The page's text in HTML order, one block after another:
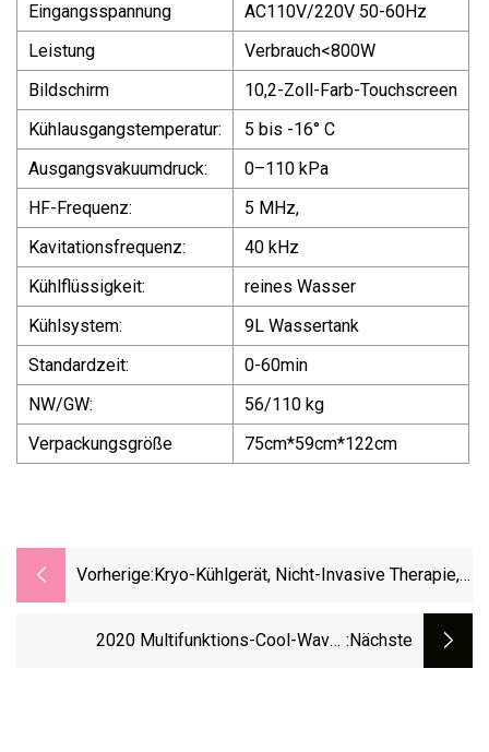
Eingangsspannung
AC110V/220V 50-60Hz
Leistung
Verbrauch<800W
Bildschirm
10,2-Zoll-Farb-Touchscreen
Kühlausgangstemperatur:
5 bis -16° C
Ausgangsvakuumdruck:
0–110 kPa
HF-Frequenz:
5 MHz,
Kavitationsfrequenz:
40 kHz
Kühlflüssigkeit:
reines Wasser
Kühlsystem:
9L Wassertank
Standardzeit:
0-60min
NW/GW:
56/110 kg
Verpackungsgröße
75cm*59cm*122cm
Vorherige: Kryo-Kühlgerät, Nicht-Invasive Therapie,
Vakuum-Kryotherapie, Multifunktions-
2020 Multifunktions-Cool-Wave- :nächste